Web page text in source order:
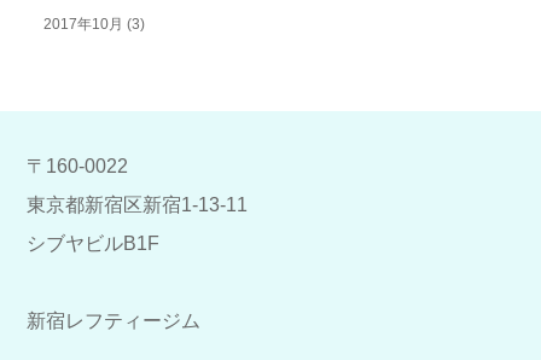
2017年10月 (3)
〒160-0022
東京都新宿区新宿1-13-11
シブヤビルB1F
新宿レフティージム